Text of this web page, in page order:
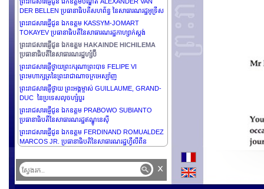
DER BELLEN ប្រធានាធិបតីសហព័ន្ធ នៃសាធារណរដ្ឋអូទ្រីស
ព្រះរាជសារផ្ញើជូន ឯកឧត្តម KASSYM-JOMART
TOKAYEV ប្រធានាធិបតីនៃសាធារណរដ្ឋកាហ្សាក់ស្ដង់
ព្រះរាជសារផ្ញើជូន ឯកឧត្តម HAKAINDE HICHILEMA
ប្រធានាធិបតីនៃសាធារណរដ្ឋហ្សំប៊ី
ព្រះរាជសារផ្ញើថ្វាយព្រះករុណាព្រះបាទ FELIPE VI
ព្រះមហាក្សត្រនៃព្រះរាជាណាចក្រអេស្ប៉ាញ
ព្រះរាជសារផ្ញើថ្វាយ ព្រះអង្គម្ចាស់ GUILLAUME, GRAND-
DUC នៃប្រទេសលុចហ្សំបួរ
ព្រះរាជសារផ្ញើជូន ឯកឧត្តម PRABOWO SUBIANTO
ប្រធានាធិបតីនៃសាធារណរដ្ឋឥណ្ឌូនេស៊ី
ព្រះរាជសារផ្ញើជូន ឯកឧត្តម FERDINAND ROMUALDEZ
MARCOS JR. ប្រធានាធិបតិនៃសាធារណរដ្ឋហ្វីលីពីន
x